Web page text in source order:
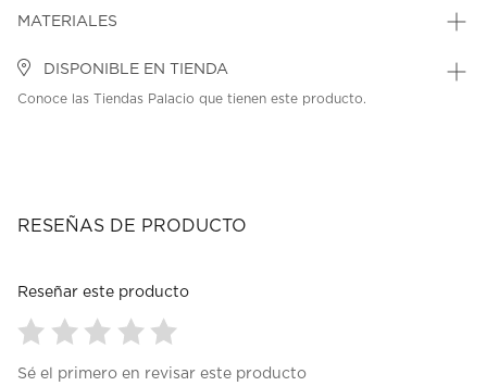
MATERIALES
DISPONIBLE EN TIENDA
Conoce las Tiendas Palacio que tienen este producto.
RESEÑAS DE PRODUCTO
Reseñar este producto
paraparaparaparapara
Sé el primero en revisar este producto